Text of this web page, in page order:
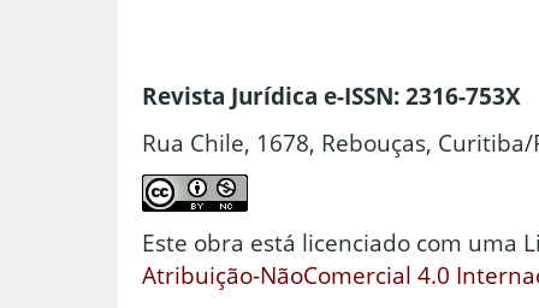
Revista Jurídica e-ISSN: 2316-753X
Rua Chile, 1678, Rebouças, Curitiba/
Este obra está licenciado com uma
Atribuição-NãoComercial 4.0